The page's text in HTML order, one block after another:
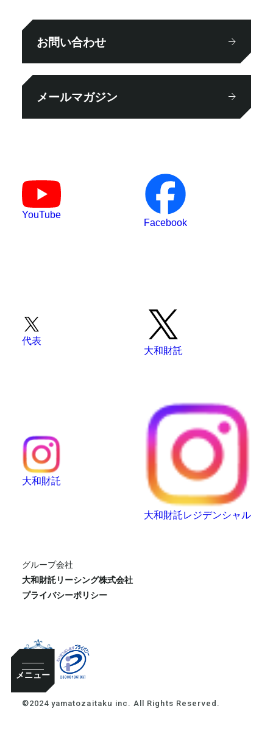
メニュー
お問い合わせ
メールマガジン
YouTube
Facebook
代表
大和財託
大和財託
大和財託レジデンシャル
グループ会社
大和財託リーシング株式会社
プライバシーポリシー
©2024 yamatozaitaku inc. All Rights Reserved.